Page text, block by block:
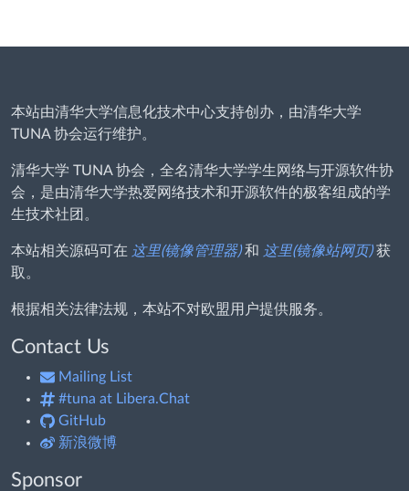
本站由清华大学信息化技术中心支持创办，由清华大学
TUNA 协会运行维护。
清华大学 TUNA 协会，全名清华大学学生网络与开源软件协
会，是由清华大学热爱网络技术和开源软件的极客组成的学
生技术社团。
本站相关源码可在 这里(镜像管理器)和 这里(镜像站网页)获
取。
根据相关法律法规，本站不对欧盟用户提供服务。
Contact Us
Mailing List
#tuna at Libera.Chat
GitHub
新浪微博
Sponsor